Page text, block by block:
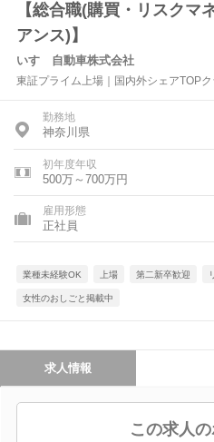
【総合職(購買・リスクマ
アンス)】
いすゞ自動車株式会社
東証プライム上場｜国内外シェアTOPク
勤務地
神奈川県
初年度年収
500万～700万円
雇用形態
正社員
業種未経験OK 上場 第二新卒歓迎
女性のおしごと掲載中
求人情報
この求人